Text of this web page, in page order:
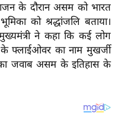
के दौरान असम को भारत
को श्रद्धांजलि बताया।
ने कहा कि कई लोग
फ्लाईओवर का नाम मुखर्जी
जवाब असम के इतिहास के